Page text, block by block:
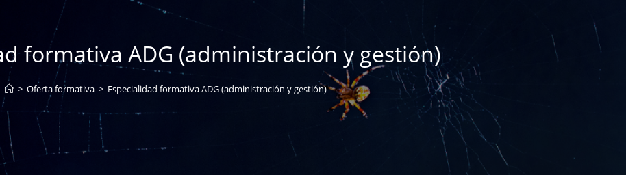
la
web
formativa ADG (administración y gestión)
> Oferta formativa > Especialidad formativa ADG (administración y gestión)